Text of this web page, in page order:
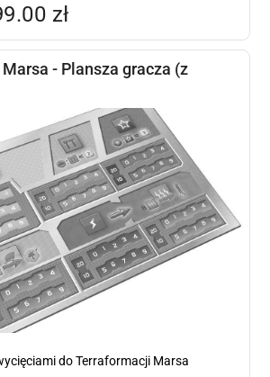
zł
- Plansza gracza (z
do Terraformacji Marsa